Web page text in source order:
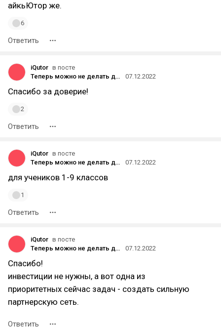
айкьЮтор же.
6
Ответить
iQutor в посте
Теперь можно не делать домашку со своим ребенком — доверьте это iQutor
07.12.2022
Спасибо за доверие!
2
Ответить
iQutor в посте
Теперь можно не делать домашку со своим ребенком — доверьте это iQutor
07.12.2022
для учеников 1-9 классов
1
Ответить
iQutor в посте
Теперь можно не делать домашку со своим ребенком — доверьте это iQutor
07.12.2022
Спасибо!
инвестиции не нужны, а вот одна из
приоритетных сейчас задач - создать сильную
партнерскую сеть.
Ответить